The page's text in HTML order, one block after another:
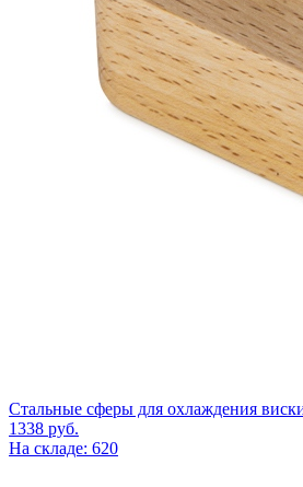
Стальные сферы для охлаждения
1338 руб.
На складе: 620